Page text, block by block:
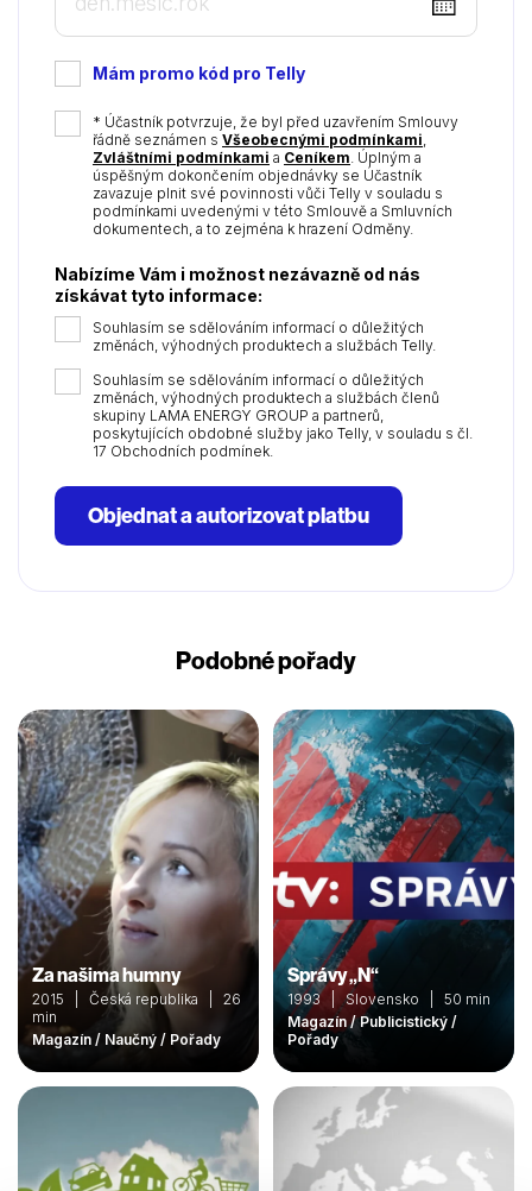
DD
dot
MM
dot
YYYY
Mám promo kód pro Telly
* Účastník potvrzuje, že byl před uzavřením Smlouvy
řádně seznámen s Všeobecnými podmínkami,
Zvláštními podmínkami a Ceníkem. Úplným a
úspěšným dokončením objednávky se Účastník
zavazuje plnit své povinnosti vůči Telly v souladu s
podmínkami uvedenými v této Smlouvě a Smluvních
dokumentech, a to zejména k hrazení Odměny.
Nabízíme Vám i možnost nezávazně od nás
získávat tyto informace:
Souhlasím se sdělováním informací o důležitých
změnách, výhodných produktech a službách Telly.
Souhlasím se sdělováním informací o důležitých
změnách, výhodných produktech a službách členů
skupiny LAMA ENERGY GROUP a partnerů,
poskytujících obdobné služby jako Telly, v souladu s čl.
17 Obchodních podmínek.
Objednat a autorizovat platbu
Podobné pořady
Za našima humny
2015 | Česká republika | 26
min
Magazín / Naučný / Pořady
Správy „N“
1993 | Slovensko | 50 min
Magazín / Publicistický /
Pořady